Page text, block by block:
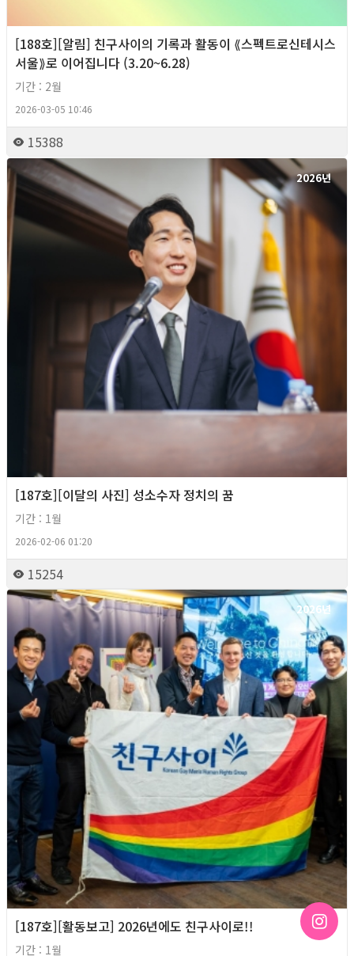
[188호][알림] 친구사이의 기록과 활동이 ⟪스펙트로신테시스
서울⟫로 이어집니다 (3.20~6.28)
기간 : 2월
2026-03-05 10:46
15388
2026년
[187호][이달의 사진] 성소수자 정치의 꿈
기간 : 1월
2026-02-06 01:20
15254
2026년
[187호][활동보고] 2026년에도 친구사이로!!
기간 : 1월